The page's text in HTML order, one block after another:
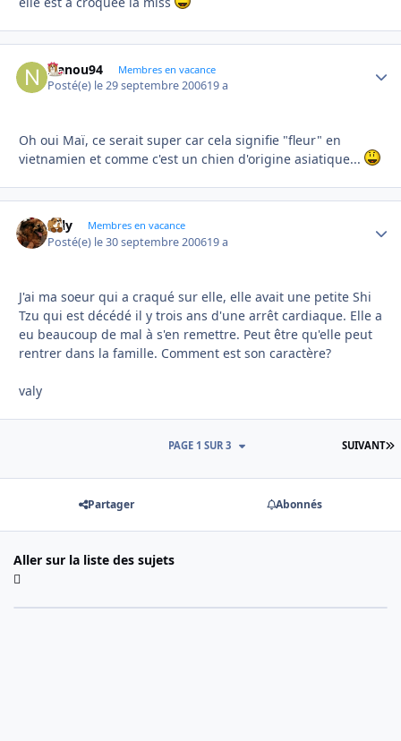
Nanou94 Membres en vacance
Posté(e) le 29 septembre 200619 a
Oh oui Maï, ce serait super car cela signifie "fleur" en
vietnamien et comme c'est un chien d'origine asiatique...
valy Membres en vacance
Posté(e) le 30 septembre 200619 a
J'ai ma soeur qui a craqué sur elle, elle avait une petite Shi
Tzu qui est décédé il y trois ans d'une arrêt cardiaque. Elle a
eu beaucoup de mal à s'en remettre. Peut être qu'elle peut
rentrer dans la famille. Comment est son caractère?
valy
SUIVANT
PAGE 1 SUR 3
Partager Abonnés
Aller sur la liste des sujets